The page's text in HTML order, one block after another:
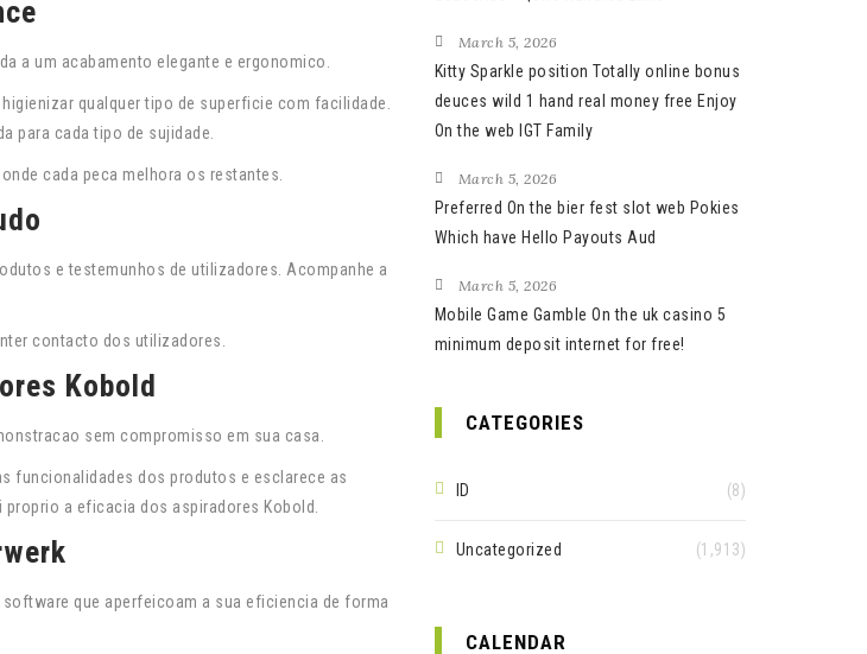
a um acabamento elegante e ergonomico.
qualquer tipo de superficie com facilidade.
para cada tipo de sujidade.
cada peca melhora os restantes.
e testemunhos de utilizadores. Acompanhe a
contacto dos utilizadores.
Kobold
sem compromisso em sua casa.
funcionalidades dos produtos e esclarece as
a eficacia dos aspiradores Kobold.
que aperfeicoam a sua eficiencia de forma
March 5, 2026
Kitty Sparkle position Totally online bonus
deuces wild 1 hand real money free Enjoy
On the web IGT Family
March 5, 2026
Preferred On the bier fest slot web Pokies
Which have Hello Payouts Aud
March 5, 2026
Mobile Game Gamble On the uk casino 5
minimum deposit internet for free!
CATEGORIES
ID (8)
Uncategorized (1,913)
CALENDAR